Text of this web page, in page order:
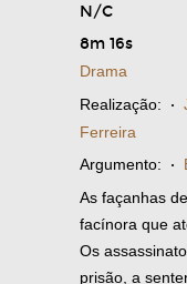
N/C
8m 16s
Drama
Realização: ·
Ferreira
Argumento: ·
As façanhas
facínora que
Os
prisão, a